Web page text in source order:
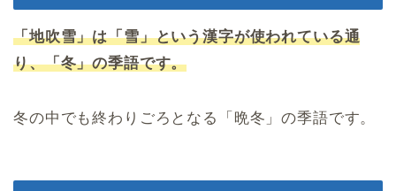
「地吹雪」は「雪」という漢字が使われている通
り、「冬」の季語です。
冬の中でも終わりごろとなる「晩冬」の季語です。